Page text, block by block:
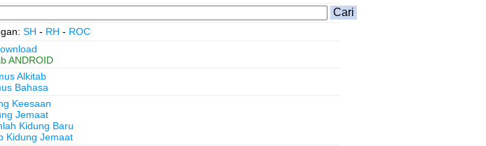
SH - RH - ROC
ANDROID
Alkitab
Bahasa
Keesaan
Jemaat
Kidung Baru
Kidung Jemaat